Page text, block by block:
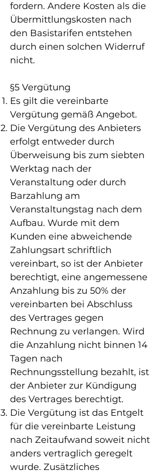
fordern. Andere Kosten als die
Übermittlungskosten nach
den Basistarifen entstehen
durch einen solchen Widerruf
nicht.
§5 Vergütung
Es gilt die vereinbarte
Vergütung gemäß Angebot.
Die Vergütung des Anbieters
erfolgt entweder durch
Überweisung bis zum siebten
Werktag nach der
Veranstaltung oder durch
Barzahlung am
Veranstaltungstag nach dem
Aufbau. Wurde mit dem
Kunden eine abweichende
Zahlungsart schriftlich
vereinbart, so ist der Anbieter
berechtigt, eine angemessene
Anzahlung bis zu 50% der
vereinbarten bei Abschluss
des Vertrages gegen
Rechnung zu verlangen. Wird
die Anzahlung nicht binnen 14
Tagen nach
Rechnungsstellung bezahlt, ist
der Anbieter zur Kündigung
des Vertrages berechtigt.
Die Vergütung ist das Entgelt
für die vereinbarte Leistung
nach Zeitaufwand soweit nicht
anders vertraglich geregelt
wurde. Zusätzliches